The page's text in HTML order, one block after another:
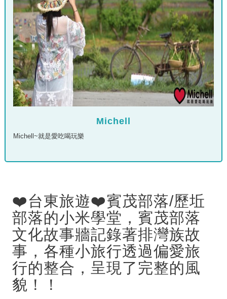
Michell
Michell~就是愛吃喝玩樂
❤️台東旅遊❤️賓茂部落/歷坵
部落的小米學堂，賓茂部落
文化故事牆記錄著排灣族故
事，各種小旅行透過偏愛旅
行的整合，呈現了完整的風
貌！！